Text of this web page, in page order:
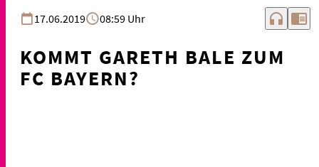
17.06.2019
08:59 Uhr headphones chrome_reader_mode
KOMMT GARETH BALE ZUM
FC BAYERN?